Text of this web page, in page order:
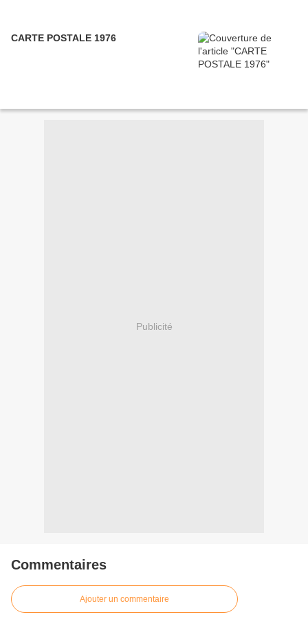
CARTE POSTALE 1976
Publicité
Commentaires
Ajouter un commentaire